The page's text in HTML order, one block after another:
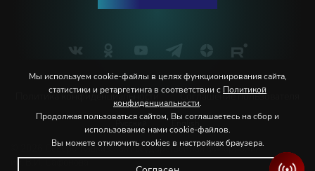
Политика конфиденциальности Соглашение пользователя
© 2026 Северо-Кавказская государственная филармония
им. В.И. Сафонова
Мы используем cookie-файлы в целях функционирования сайта,
статистики и ретаргетинга в соответствии с Политикой
конфиденциальности.
Продолжая пользоваться сайтом, Вы соглашаетесь на сбор и
использование нами cookie-файлов.
Вы можете отключить cookies в настройках браузера.